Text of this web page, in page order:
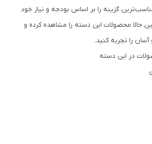
گزینه را بر اساس بودجه و نیاز خود
حالا محصولات این دسته را مشاهده کرده و
را تجربه کنید.
در این دسته